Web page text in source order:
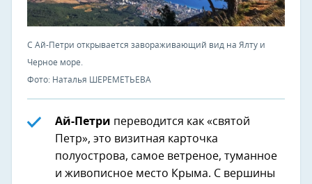
С Ай-Петри открывается завораживающий вид на Ялту и
Черное море.
Фото: Наталья ШЕРЕМЕТЬЕВА
Ай-Петри переводится как «святой
Петр», это визитная карточка
полуострова, самое ветреное, туманное
и живописное место Крыма. С вершины